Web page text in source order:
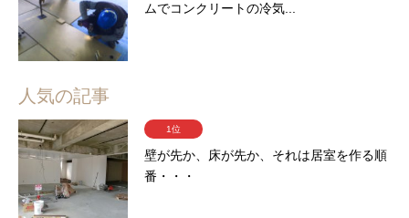
ムでコンクリートの冷気...
人気の記事
1位
壁が先か、床が先か、それは居室を作る順
番・・・